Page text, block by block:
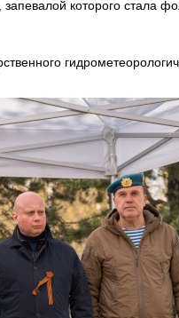
которого стала